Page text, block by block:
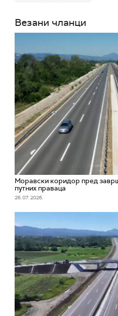
Везани чланци
Моравски коридор пред
путних праваца
26. 07. 2026.